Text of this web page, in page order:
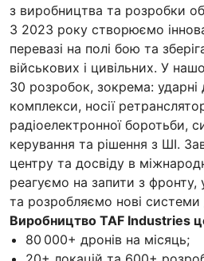
з виробництва та розробки
З 2023 року створюємо
перевазі на полі бою та
військових і цивільних. У
30 розробок, зокрема: ударні
комплекси, носії
радіоелектронної боротьби,
керування та рішення з ШІ.
центру та досвіду в
реагуємо на запити з
та розробляємо нові
Виробництво TAF Industries
80 000+ дронів на місяць;